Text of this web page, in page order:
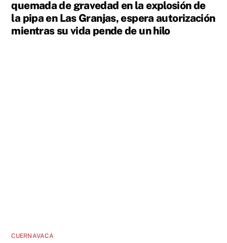
quemada de gravedad en la explosión de
la pipa en Las Granjas, espera autorización
mientras su vida pende de un hilo
CUERNAVACA